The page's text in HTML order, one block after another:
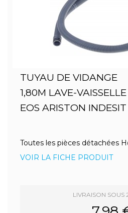
TUYAU DE VIDANGE
1,80M LAVE-VAISSELLE
EOS ARISTON INDESIT
Toutes les pièces détachées
VOIR LA FICHE PRODUIT
LIVRAISON SOUS